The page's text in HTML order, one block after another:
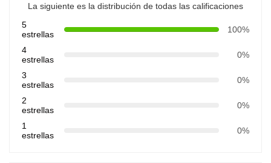
La siguiente es la distribución de todas las calificaciones
5
estrellas
100%
4
estrellas
0%
3
estrellas
0%
2
estrellas
0%
1
estrellas
0%